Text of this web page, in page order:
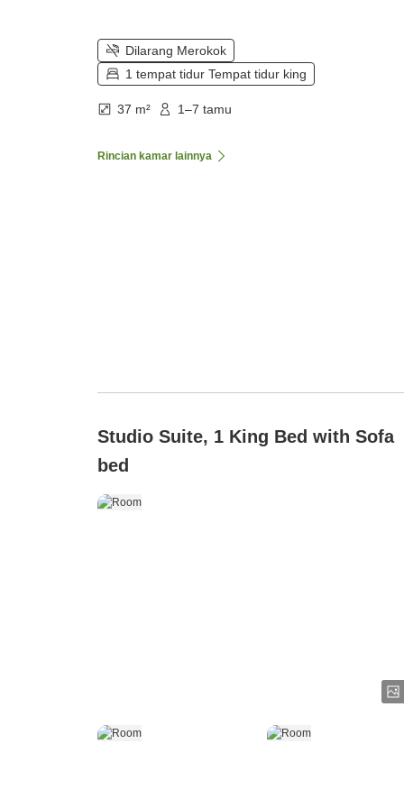
Dilarang Merokok
1 tempat tidur Tempat tidur king
37 m² 1–7 tamu
Rincian kamar lainnya
Studio Suite, 1 King Bed with Sofa
bed